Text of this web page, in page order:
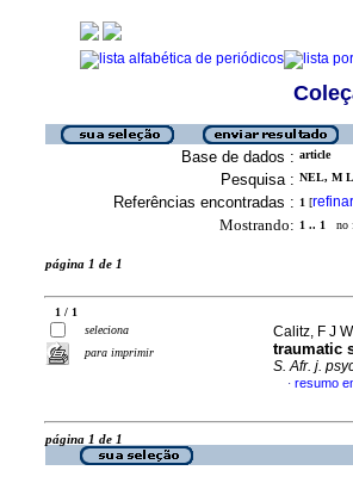
Base de dados : article
Pesquisa : NEL, M
Referências encontradas : 1 [refinar
Mostrando: 1 .. 1 no
página 1 de 1
1 / 1
seleciona
para imprimir
Calitz, F J
traumatic
S. Afr. j.
· resumo
página 1 de 1